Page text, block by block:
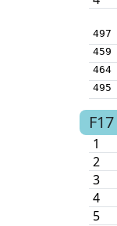
497
459
464
495
F17
1
2
3
4
5